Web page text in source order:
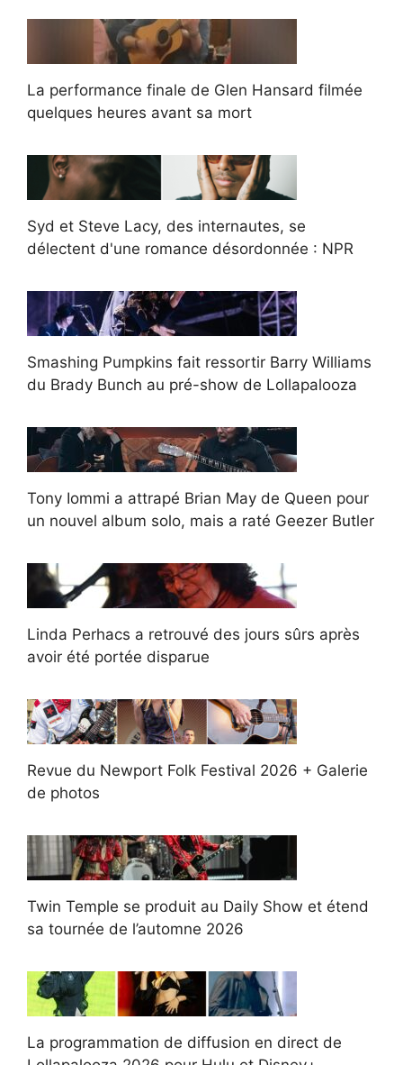
La performance finale de Glen Hansard filmée
quelques heures avant sa mort
Syd et Steve Lacy, des internautes, se
délectent d'une romance désordonnée : NPR
Smashing Pumpkins fait ressortir Barry Williams
du Brady Bunch au pré-show de Lollapalooza
Tony Iommi a attrapé Brian May de Queen pour
un nouvel album solo, mais a raté Geezer Butler
Linda Perhacs a retrouvé des jours sûrs après
avoir été portée disparue
Revue du Newport Folk Festival 2026 + Galerie
de photos
Twin Temple se produit au Daily Show et étend
sa tournée de l’automne 2026
La programmation de diffusion en direct de